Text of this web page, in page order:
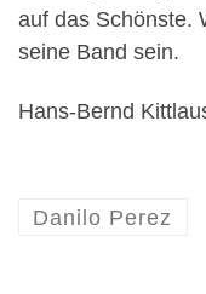
auf das Schönste.
seine Band sein.
Hans-Bernd
Danilo Perez